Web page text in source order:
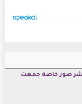
صور خاصة جمعت